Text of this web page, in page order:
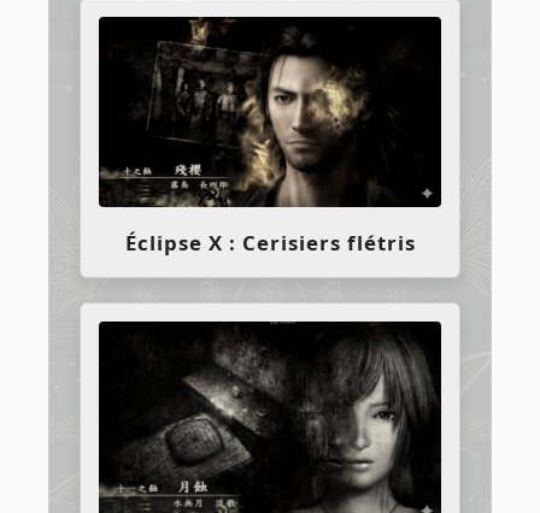
Éclipse X : Cerisiers flétris